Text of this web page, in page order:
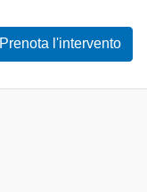
Prenota l'intervento